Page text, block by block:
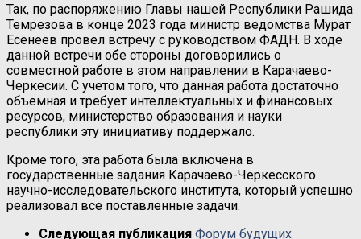
Так, по распоряжению Главы нашей Республики Рашида
Темрезова в конце 2023 года министр ведомства Мурат
Есенеев провел встречу с руководством ФАДН. В ходе
данной встречи обе стороны договорились о
совместной работе в этом направлении в Карачаево-
Черкесии. С учетом того, что данная работа достаточно
объемная и требует интеллектуальных и финансовых
ресурсов, министерство образования и науки
республики эту инициативу поддержало.
Кроме того, эта работа была включена в
государственные задания Карачаево-Черкесского
научно-исследовательского института, который успешно
реализовал все поставленные задачи.
Следующая публикация Форум будущих